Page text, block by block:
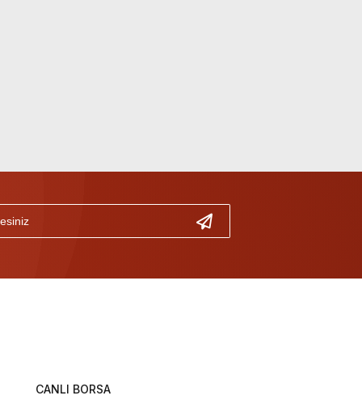
CANLI BORSA